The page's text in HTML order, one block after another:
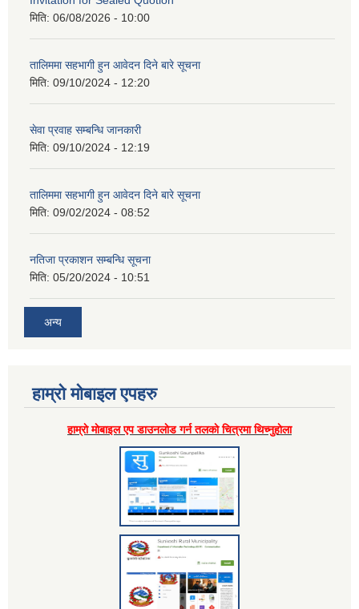
मिति: 06/08/2026 - 10:00
तालिममा सहभागी हुन आवेदन दिने बारे सूचना
मिति: 09/10/2024 - 12:20
सेवा प्रवाह सम्बन्धि जानकारी
मिति: 09/10/2024 - 12:19
तालिममा सहभागी हुन आवेदन दिने बारे सूचना
मिति: 09/02/2024 - 08:52
नतिजा प्रकाशन सम्बन्धि सूचना
मिति: 05/20/2024 - 10:51
अन्य
हाम्राे माेबाइल एपहरु
हाम्राे माेबाइल एप डाउनलाेड गर्न तलकाे चित्रमा थिच्नुहाेला